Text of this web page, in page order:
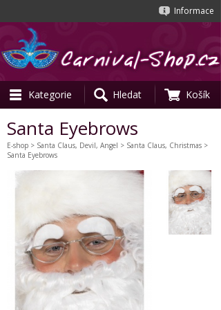
Informace
Kategorie Hledat Košík
Santa Eyebrows
E-shop > Santa Claus, Devil, Angel > Santa Claus, Christmas >
Santa Eyebrows